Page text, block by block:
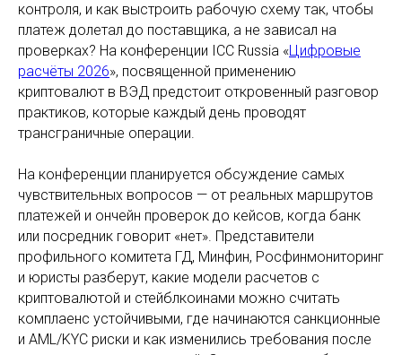
контроля, и как выстроить рабочую схему так, чтобы
платеж долетал до поставщика, а не зависал на
проверках? На конференции ICC Russia «Цифровые
расчёты 2026», посвященной применению
криптовалют в ВЭД предстоит откровенный разговор
практиков, которые каждый день проводят
трансграничные операции.
На конференции планируется обсуждение самых
чувствительных вопросов — от реальных маршрутов
платежей и ончейн проверок до кейсов, когда банк
или посредник говорит «нет». Представители
профильного комитета ГД, Минфин, Росфинмониторинг
и юристы разберут, какие модели расчетов с
криптовалютой и стейблкоинами можно считать
комплаенс устойчивыми, где начинаются санкционные
и AML/KYC риски и как изменились требования после